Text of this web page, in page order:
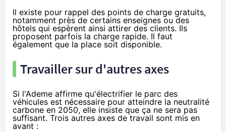
Il existe pour rappel des points de charge gratuits,
notamment près de certains enseignes ou des
hôtels qui espèrent ainsi attirer des clients. Ils
proposent parfois la charge rapide. Il faut
également que la place soit disponible.
Travailler sur d'autres axes
Si l'Ademe affirme qu'électrifier le parc des
véhicules est nécessaire pour atteindre la neutralité
carbone en 2050, elle insiste que ça ne sera pas
suffisant. Trois autres axes de travail sont mis en
avant :